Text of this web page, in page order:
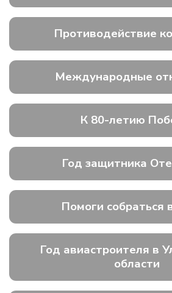
Противодействие
Международные
К 80-летию
Год защитника
Помоги собраться
Год авиастроителя в
области